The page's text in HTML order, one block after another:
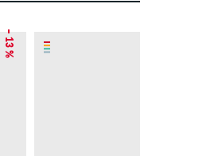
– 13 %